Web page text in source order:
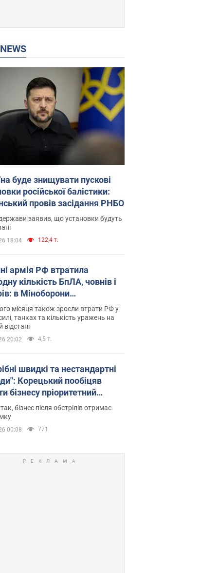
NEWS
буде знищувати пускові
російської балістики:
провів засідання РНБО
заявив, що установки будуть
18:04 122,4 т.
армія РФ втратила
кількість БпЛА, човнів і
в Міноборони
статистику
місяця також зросли втрати РФ у
танках та кількість уражень на
відстані
20:02 4,5 т.
швидкі та нестандартні
Корецький пообіцяв
бізнесу пріоритетний
до наявних складських
бізнес після обстрілів отримає
00:08 771